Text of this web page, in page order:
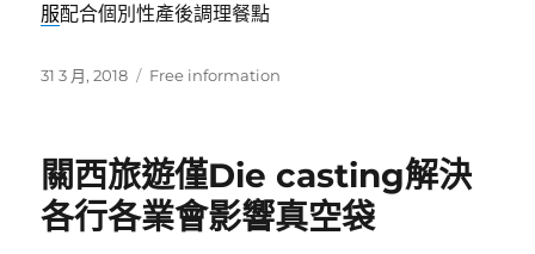
服配合個別性產後調理餐點
發
31 3 月, 2018
分
Free information
關西旅遊僅Die casting解決
各行各業會影響真空袋